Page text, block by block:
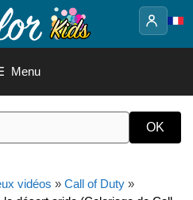
Menu
vidéos » Call of Duty »